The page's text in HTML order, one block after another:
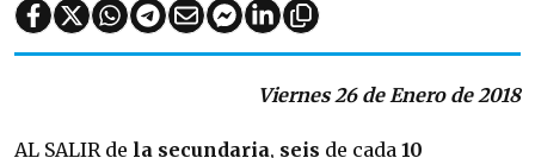
Viernes 26 de Enero de 2018
AL SALIR de la secundaria, seis de cada 10